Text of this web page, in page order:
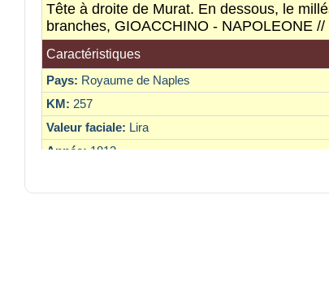
Tête à droite de Murat. En dessous, le
branches, GIOACCHINO - NAPOLEONE
Caractéristiques
Pays: Royaume de Naples
KM: 257
Valeur faciale: Lira
Année:1813
Atelier:Naples